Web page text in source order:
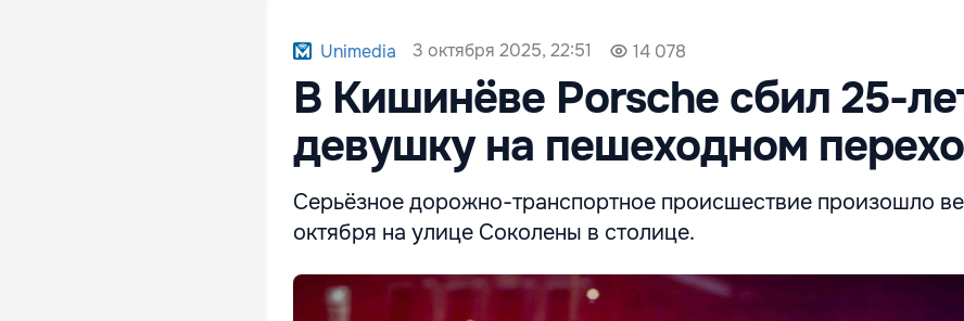
Unimedia 3 октября 2025, 22:51 14 078
В Кишинёве Porsche сбил 25-
девушку на пешеходном
Серьёзное дорожно-транспортное происшествие произошло
октября на улице Соколены в столице.